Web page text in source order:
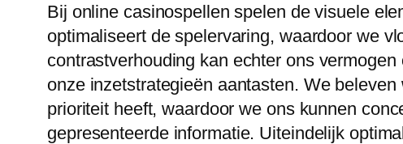
Bij online casinospellen spelen de visuele
optimaliseert de spelervaring, waardoor we
contrastverhouding kan echter ons
onze inzetstrategieën aantasten. We
prioriteit heeft, waardoor we ons kunnen
gepresenteerde informatie. Uiteindelijk